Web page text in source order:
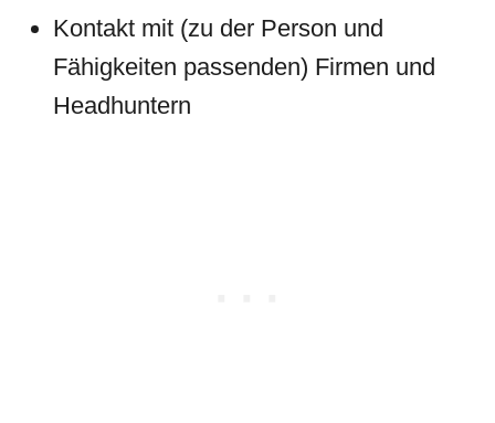
Kontakt mit (zu der Person und
Fähigkeiten passenden) Firmen und
Headhuntern